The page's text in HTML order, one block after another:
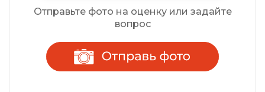
Отправьте фото на оценку или задайте
вопрос